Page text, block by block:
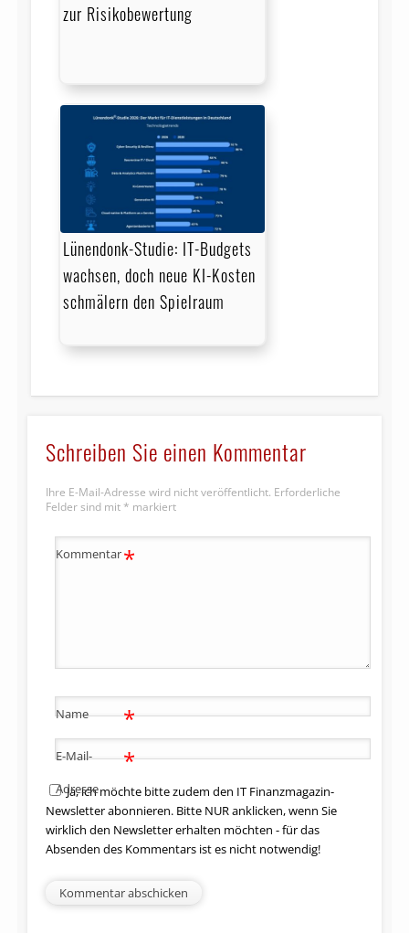
zur Risikobewertung
Lünendonk-Studie: IT-Budgets
wachsen, doch neue KI-Kosten
schmälern den Spielraum
Schreiben Sie einen Kommentar
Ihre E-Mail-Adresse wird nicht veröffentlicht. Erforderliche
Felder sind mit * markiert
Kommentar*
Name *
E-Mail-
Adresse
*
Ja, ich möchte bitte zudem den IT Finanzmagazin-
Newsletter abonnieren. Bitte NUR anklicken, wenn Sie
wirklich den Newsletter erhalten möchten - für das
Absenden des Kommentars ist es nicht notwendig!